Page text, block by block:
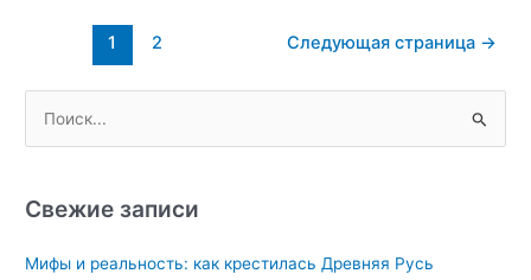
в
всекрымских
антикоррупционных
Постраничная
записи
1 2 Следующая страница →
с
:
Свежие записи
Мифы и реальность: как крестилась Древняя Русь